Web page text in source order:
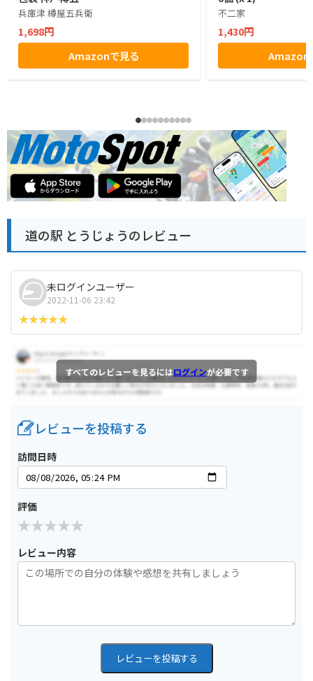
兵庫津 樽屋五兵衛
1,698円
Amazonで見る
不二家
1,430円
Amazon
道の駅 とうじょうのレビュー
未ログインユーザー
2022-11-06 23:42
すべてのレビューを見るにはログインが必要です
レビューを投稿する
訪問日時
評価
レビュー内容
レビューを投稿する